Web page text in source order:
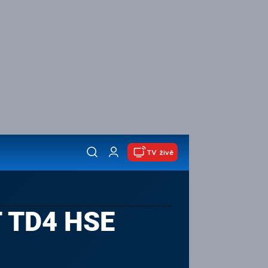
TV živě
TD4 HSE